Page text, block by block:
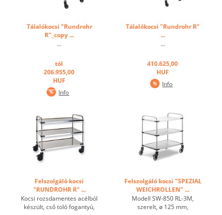
Tálalókocsi "Rundrohr
R"_copy ...
...
tól
206.955,00
HUF
Info
Tálalókocsi "Rundrohr R"
...
...
410.625,00
HUF
Info
Felszolgáló kocsi
"RUNDROHR R" ...
Kocsi rozsdamentes acélból
készült, cső toló fogantyú,
Felszolgáló kocsi "SPEZIAL
WEICHROLLEN" ...
Modell SW-850 RL-3M,
szerelt, ø 125 mm,